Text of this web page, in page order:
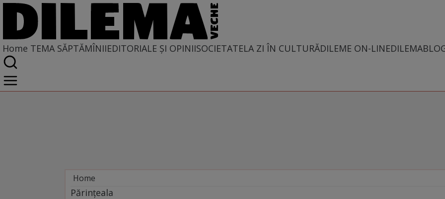
Home TEMA SĂPTĂMÎNIIEDITORIALE ȘI OPINIISOCIETATELA ZI ÎN CULTURĂDILEME ON-LINE
Home
Tema săptămînii
Părințeala